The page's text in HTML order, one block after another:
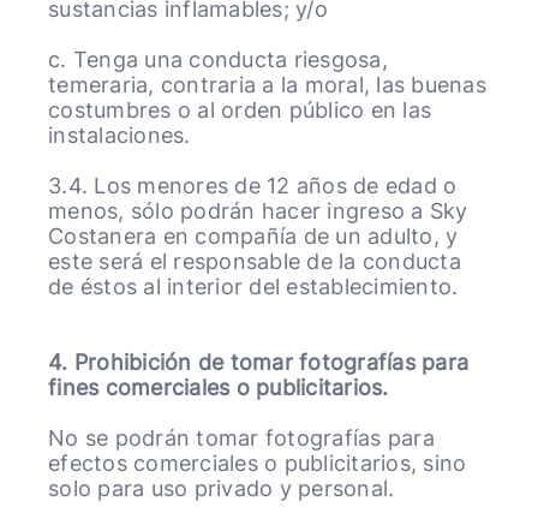
sustancias inflamables; y/o
c. Tenga una conducta riesgosa,
temeraria, contraria a la moral, las buenas
costumbres o al orden público en las
instalaciones.
3.4. Los menores de 12 años de edad o
menos, sólo podrán hacer ingreso a Sky
Costanera en compañía de un adulto, y
este será el responsable de la conducta
de éstos al interior del establecimiento.
4. Prohibición de tomar fotografías para
fines comerciales o publicitarios.
No se podrán tomar fotografías para
efectos comerciales o publicitarios, sino
solo para uso privado y personal.